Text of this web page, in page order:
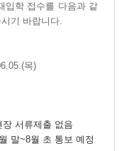
입학 접수를 다음과 같
기 바랍니다.
목)
장 서류제출 없음
말~8월 초 통보 예정